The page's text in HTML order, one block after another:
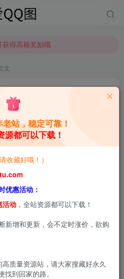
得高额奖励哦
得高额奖励哦
文
0 3.4W+
和水印，原图无压缩，无本站水
钻，还在为QQ更新后找不到黄
钻签到助手APP只需轻轻一点
松完成签到任务获取黄钻成长
站，稳定可靠！
源都可以下载！
收藏好哦！）
优惠活动：
活动 ，全站资源都可以下载！
新增和更新，会不定时涨价，欲购
质量资源站，请大家搜藏好永久
到回家的路。